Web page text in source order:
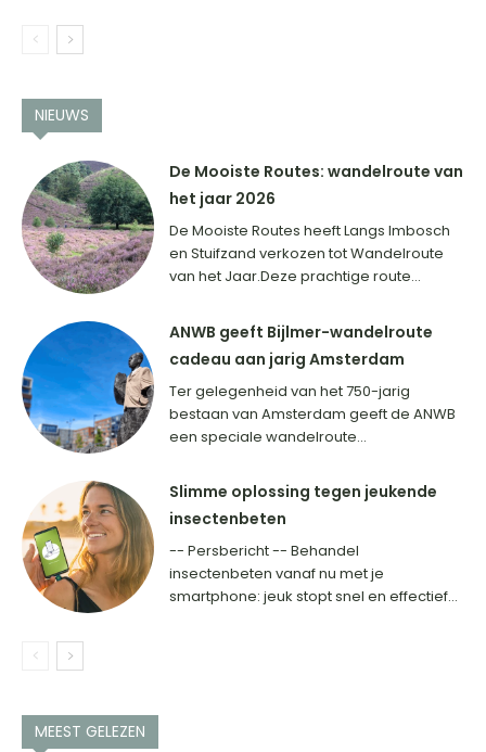
NIEUWS
De Mooiste Routes: wandelroute van
het jaar 2026
De Mooiste Routes heeft Langs Imbosch
en Stuifzand verkozen tot Wandelroute
van het Jaar.Deze prachtige route...
ANWB geeft Bijlmer-wandelroute
cadeau aan jarig Amsterdam
Ter gelegenheid van het 750-jarig
bestaan van Amsterdam geeft de ANWB
een speciale wandelroute...
Slimme oplossing tegen jeukende
insectenbeten
-- Persbericht -- Behandel
insectenbeten vanaf nu met je
smartphone: jeuk stopt snel en effectief...
MEEST GELEZEN